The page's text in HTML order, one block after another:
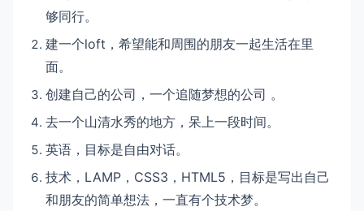
够同行。
建一个loft，希望能和周围的朋友一起生活在里
面。
创建自己的公司，一个追随梦想的公司 。
去一个山清水秀的地方，呆上一段时间。
英语，目标是自由对话。
技术，LAMP，CSS3，HTML5，目标是写出自己
和朋友的简单想法，一直有个技术梦。